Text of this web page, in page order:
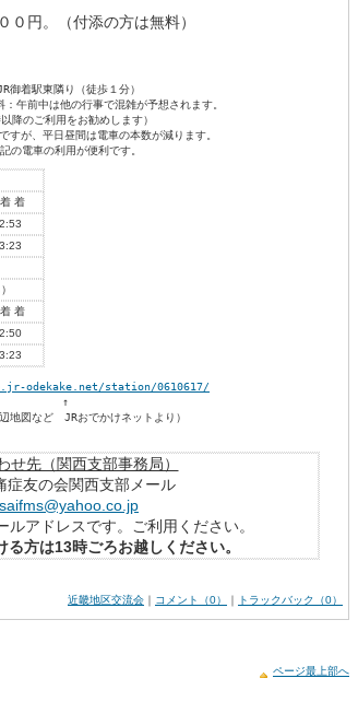
０円。（付添の方は無料）
御着駅東隣り（徒歩１分）
午前中は他の行事で混雑が予想されます。
降のご利用をお勧めします）
すが、平日昼間は電車の本数が減ります。
着
着
odekake.net/station/0610617/
↑
地図など　JRおでかけネットより）
せ先（関西支部事務局）
症友の会関西支部メール
アドレスです。ご利用ください。
方は13時ごろお越しください。
近畿地区交流会 ｜ コメント（0） ｜ トラックバック（0）
ページ最上部へ